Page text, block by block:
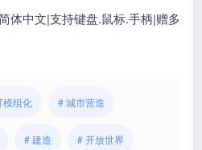
体中文|支持键盘.鼠标.手柄|赠多
模组化 # 城市营造
# 建造 # 开放世界